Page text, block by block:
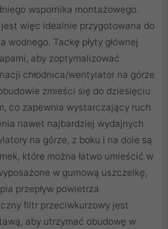
wspornika montażowego.
więc idealnie przygotowana do
wodnego. Tackę płyty głównej
aby zoptymalizować
chłodnica/wentylator na górze
zmieści się do dziesięciu
co zapewnia wystarczający ruch
nawet najbardziej wydajnych
na górze, z boku i na dole są
które można łatwo umieścić w
w gumową uszczelkę,
przepływ powietrza
filtr przeciwkurzowy jest
aby utrzymać obudowę w